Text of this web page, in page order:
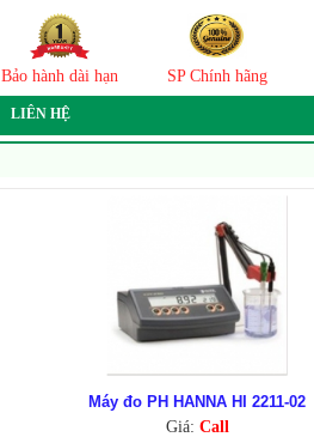
Bảo hành dài hạn SP Chính hãng
LIÊN HỆ
Máy đo PH HANNA HI 2211-02
Giá: Call